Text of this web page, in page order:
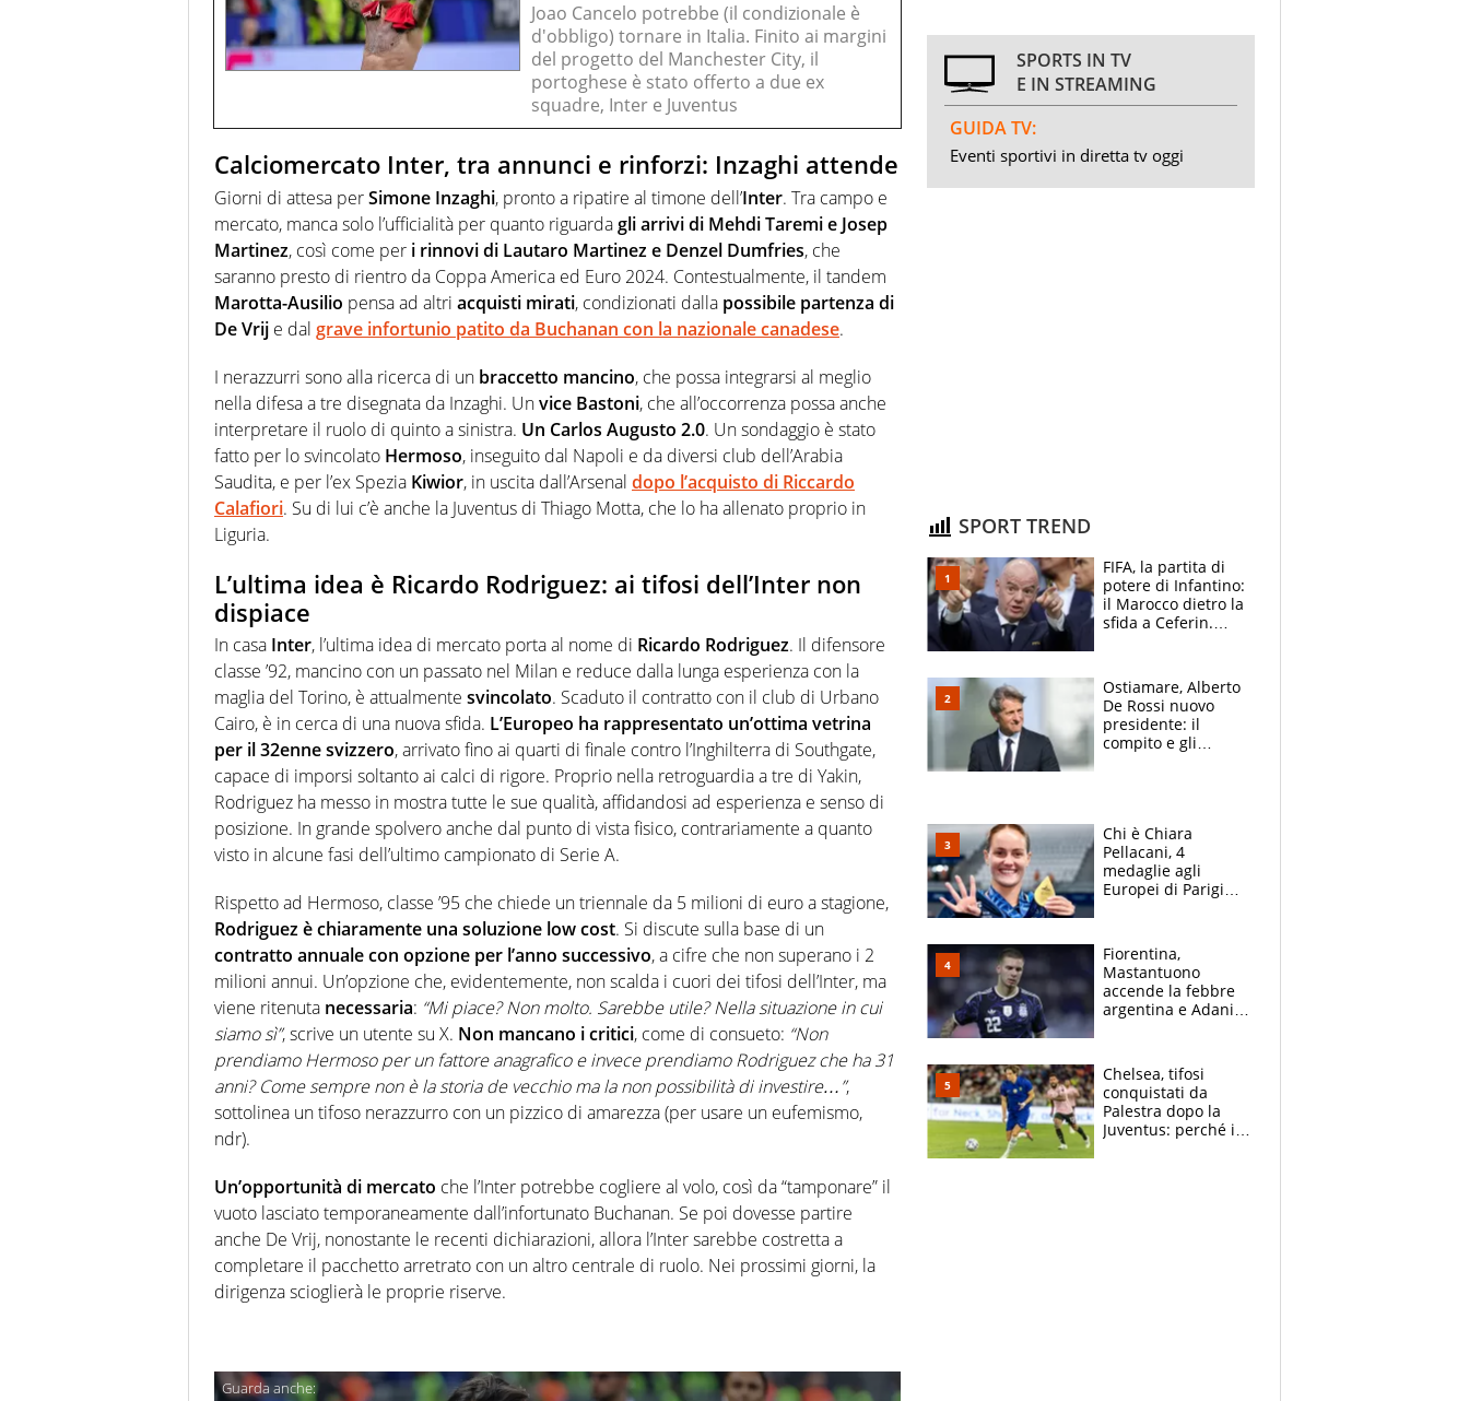
Joao Cancelo potrebbe (il condizionale è
d'obbligo) tornare in Italia. Finito ai margini
del progetto del Manchester City, il
portoghese è stato offerto a due ex
squadre, Inter e Juventus
Calciomercato Inter, tra annunci e rinforzi: Inzaghi attende
Giorni di attesa perSimone Inzaghi, pronto a ripatire al timone dell’Inter. Tra campo e
mercato, manca solo l’ufficialità per quanto riguardagli arrivi di Mehdi Taremi e Josep
Martinez, così come per i rinnovi di Lautaro Martinez e Denzel Dumfries, che
saranno presto di rientro da Coppa America ed Euro 2024. Contestualmente, il tandem
Marotta-Ausilio pensa ad altri acquisti mirati, condizionati dalla possibile partenza di
De Vrij e dal grave infortunio patito da Buchanan con la nazionale canadese.
I nerazzurri sono alla ricerca di un braccetto mancino, che possa integrarsi al meglio
nella difesa a tre disegnata da Inzaghi. Unvice Bastoni, che all’occorrenza possa anche
interpretare il ruolo di quinto a sinistra. Un Carlos Augusto 2.0. Un sondaggio è stato
fatto per lo svincolato Hermoso, inseguito dal Napoli e da diversi club dell’Arabia
Saudita, e per l’ex Spezia Kiwior, in uscita dall’Arsenal dopo l’acquisto di Riccardo
Calafiori. Su di lui c’è anche la Juventus di Thiago Motta, che lo ha allenato proprio in
Liguria.
L’ultima idea è Ricardo Rodriguez: ai tifosi dell’Inter non
dispiace
In casa Inter, l’ultima idea di mercato porta al nome di Ricardo Rodriguez. Il difensore
classe ’92, mancino con un passato nel Milan e reduce dalla lunga esperienza con la
maglia del Torino, è attualmente svincolato. Scaduto il contratto con il club di Urbano
Cairo, è in cerca di una nuova sfida. L’Europeo ha rappresentato un’ottima vetrina
per il 32enne svizzero, arrivato fino ai quarti di finale contro l’Inghilterra di Southgate,
capace di imporsi soltanto ai calci di rigore. Proprio nella retroguardia a tre di Yakin,
Rodriguez ha messo in mostra tutte le sue qualità, affidandosi ad esperienza e senso di
posizione. In grande spolvero anche dal punto di vista fisico, contrariamente a quanto
visto in alcune fasi dell’ultimo campionato di Serie A.
Rispetto ad Hermoso, classe ’95 che chiede un triennale da 5 milioni di euro a stagione,
Rodriguez è chiaramente una soluzione low cost. Si discute sulla base di un
contratto annuale con opzione per l’anno successivo, a cifre che non superano i 2
milioni annui. Un’opzione che, evidentemente, non scalda i cuori dei tifosi dell’Inter, ma
viene ritenuta necessaria: “Mi piace? Non molto. Sarebbe utile? Nella situazione in cui
siamo sì”, scrive un utente su X. Non mancano i critici, come di consueto: “Non
prendiamo Hermoso per un fattore anagrafico e invece prendiamo Rodriguez che ha 31
anni? Come sempre non è la storia de vecchio ma la non possibilità di investire…”,
sottolinea un tifoso nerazzurro con un pizzico di amarezza (per usare un eufemismo,
ndr).
Un’opportunità di mercato che l’Inter potrebbe cogliere al volo, così da “tamponare” il
vuoto lasciato temporaneamente dall’infortunato Buchanan. Se poi dovesse partire
anche De Vrij, nonostante le recenti dichiarazioni, allora l’Inter sarebbe costretta a
completare il pacchetto arretrato con un altro centrale di ruolo. Nei prossimi giorni, la
dirigenza scioglierà le proprie riserve.
SPORTS IN TV
E IN STREAMING
GUIDA TV:
Eventi sportivi in diretta tv oggi
SPORT TREND
FIFA, la partita di
potere di Infantino:
il Marocco dietro la
sfida a Ceferin.
squadre, l’ira di Figo
Ostiamare, Alberto
De Rossi nuovo
presidente: il
compito e gli
Chi è Chiara
Pellacani, 4
medaglie agli
Europei di Parigi
giornalista, mamma
insegnante e il
fratello calciatore
Fiorentina,
Mastantuono
accende la febbre
argentina e Adani
festa’ a Commisso
Chelsea, tifosi
conquistati da
Palestra dopo la
Juventus: perché i